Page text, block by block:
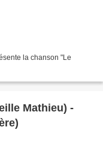
la chanson "Le
Mathieu) -